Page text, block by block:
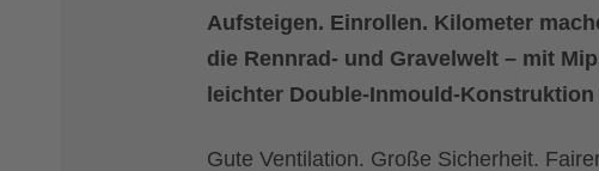
Aufsteigen. Einrollen. Kilometer
die Rennrad- und Gravelwelt – mit
leichter Double-Inmould-
Gute Ventilation. Große Sicherheit.